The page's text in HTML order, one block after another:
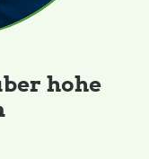
hohe